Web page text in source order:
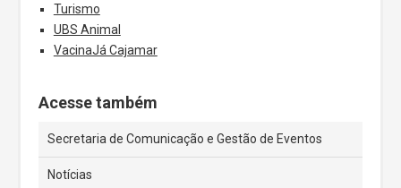
Turismo
UBS Animal
VacinaJá Cajamar
Acesse também
Secretaria de Comunicação e Gestão de Eventos
Notícias